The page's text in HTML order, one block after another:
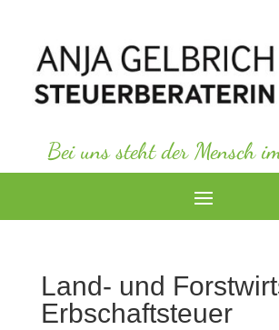
Bei uns steht der Mensch
Land- und
Erbschaftsteuer